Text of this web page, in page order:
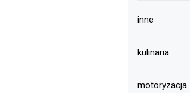
inne
kulinaria
motoryzacja